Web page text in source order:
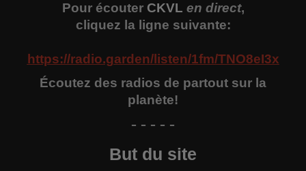
Pour écouter CKVL en direct,
cliquez la ligne suivante:
https://radio.garden/listen/1fm/TNO8eI3x
Écoutez des radios de partout sur la
planète!
- - - - -
But du site